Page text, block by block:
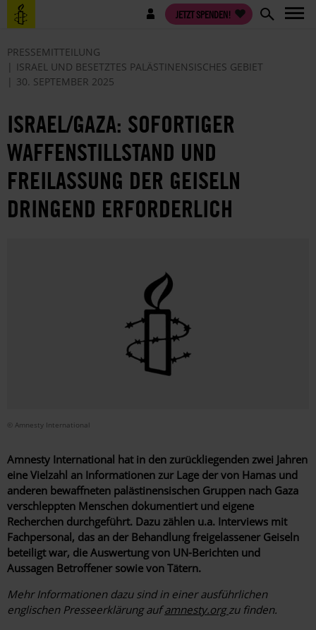
Direkt
zum
Benutzermenü JETZT SPENDEN!
PRESSEMITTEILUNG
ISRAEL UND BESETZTES PALÄSTINENSISCHES GEBIET
30. SEPTEMBER 2025
ISRAEL/GAZA: SOFORTIGER
WAFFENSTILLSTAND UND
FREILASSUNG DER GEISELN
DRINGEND ERFORDERLICH
© Amnesty International
Amnesty International hat in den zurückliegenden zwei Jahren
eine Vielzahl an Informationen zur Lage der von Hamas und
anderen bewaffneten palästinensischen Gruppen nach Gaza
verschleppten Menschen dokumentiert und eigene
Recherchen durchgeführt. Dazu zählen u.a. Interviews mit
Fachpersonal, das an der Behandlung freigelassener Geiseln
beteiligt war, die Auswertung von UN-Berichten und
Aussagen Betroffener sowie von Tätern.
Mehr Informationen dazu sind in einer ausführlichen
englischen Presseerklärung aufamnesty.orgzu finden.